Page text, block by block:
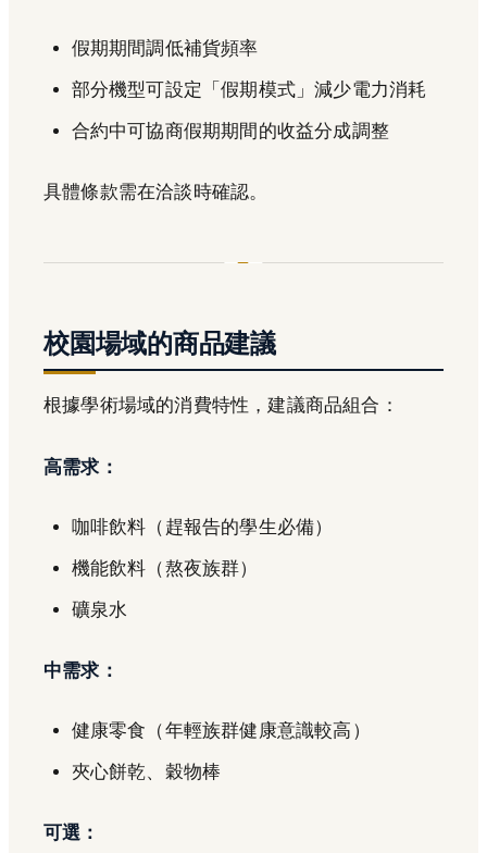
假期期間調低補貨頻率
部分機型可設定「假期模式」減少電力消耗
合約中可協商假期期間的收益分成調整
具體條款需在洽談時確認。
校園場域的商品建議
根據學術場域的消費特性，建議商品組合：
高需求：
咖啡飲料（趕報告的學生必備）
機能飲料（熬夜族群）
礦泉水
中需求：
健康零食（年輕族群健康意識較高）
夾心餅乾、穀物棒
可選：